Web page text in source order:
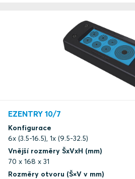
EZENTRY 10/7
Konfigurace
6x (3.5-16.5), 1x (9.5-32.5)
Vnější rozměry ŠxVxH (mm)
70 x 168 x 31
Rozměry otvoru (Š×V v mm)